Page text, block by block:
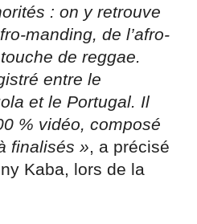
: on y retrouve
manding, de l’afro-
de reggae.
entre le
et le Portugal. Il
% vidéo, composé
finalisés », a précisé
Kaba, lors de la